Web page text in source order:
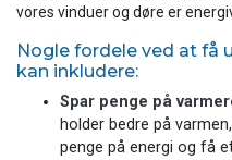
vores vinduer og døre er
Nogle fordele ved at få
kan inkludere:
Spar penge på
holder bedre på
penge på energi og få